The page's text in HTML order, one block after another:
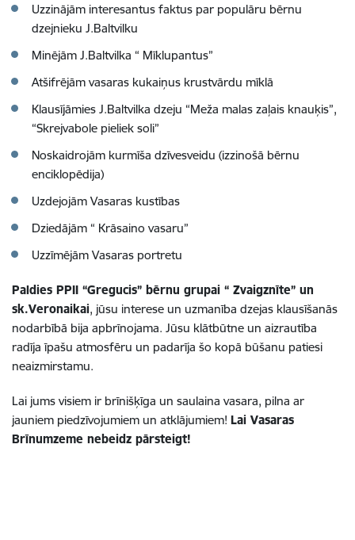
Uzzinājām interesantus faktus par populāru bērnu
dzejnieku J.Baltvilku
Minējām J.Baltvilka “ Mīklupantus”
Atšifrējām vasaras kukaiņus krustvārdu mīklā
Klausījāmies J.Baltvilka dzeju “Meža malas zaļais knauķis”,
“Skrejvabole pieliek soli”
Noskaidrojām kurmīša dzīvesveidu (izzinošā bērnu
enciklopēdija)
Uzdejojām Vasaras kustības
Dziedājām “ Krāsaino vasaru”
Uzzīmējām Vasaras portretu
Paldies PPII “Gregucis” bērnu grupai “ Zvaigznīte” un
sk.Veronaikai, jūsu interese un uzmanība dzejas klausīšanās
nodarbībā bija apbrīnojama. Jūsu klātbūtne un aizrautība
radīja īpašu atmosfēru un padarīja šo kopā būšanu patiesi
neaizmirstamu.
Lai jums visiem ir brīnišķīga un saulaina vasara, pilna ar
jauniem piedzīvojumiem un atklājumiem! Lai Vasaras
Brīnumzeme nebeidz pārsteigt!